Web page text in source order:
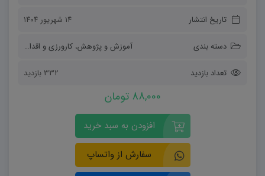
تاریخ انتشار ۱۴ شهریور ۱۴۰۴
دسته بندی آموزش و پژوهش، کارورزی و اقدام پژوهی
تعداد بازدید 332 بازدید
88,000 تومان
افزودن به سبد خرید
سفارش از واتساپ